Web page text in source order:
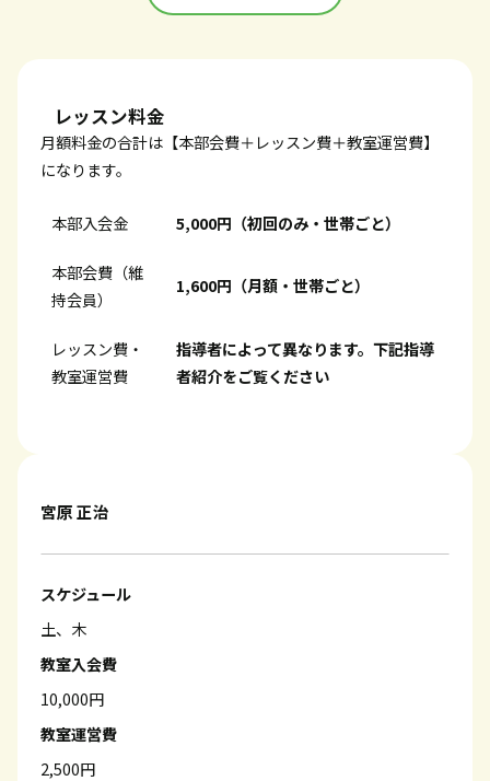
レッスン料金
月額料金の合計は【本部会費＋レッスン費＋教室運営費】
になります。
本部入会金 5,000円（初回のみ・世帯ごと）
本部会費（維
持会員）
1,600円（月額・世帯ごと）
レッスン費・
教室運営費
指導者によって異なります。下記指導
者紹介をご覧ください
宮原 正治
スケジュール
土、木
教室入会費
10,000円
教室運営費
2,500円